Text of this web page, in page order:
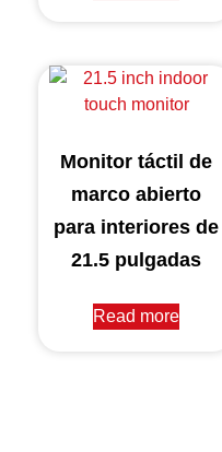
Monitor táctil de
marco abierto
para interiores de
21.5 pulgadas
Read more